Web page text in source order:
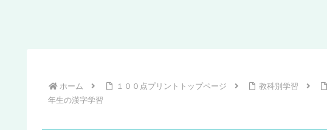
ホーム １００点プリントトップページ 教科別学習
年生の漢字学習